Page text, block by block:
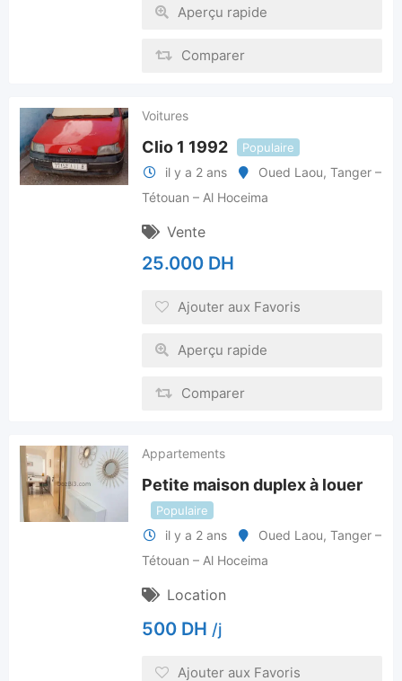
Aperçu rapide
Comparer
Voitures
Clio 1 1992 Populaire
il y a 2 ans Oued Laou, Tanger –
Tétouan – Al Hoceima
Vente
25.000 DH
Ajouter aux Favoris
Aperçu rapide
Comparer
Appartements
Petite maison duplex à louer
Populaire
il y a 2 ans Oued Laou, Tanger –
Tétouan – Al Hoceima
Location
500 DH /j
Ajouter aux Favoris